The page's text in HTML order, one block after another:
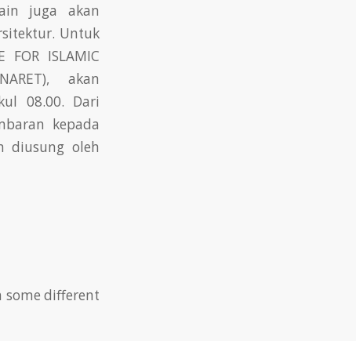
juga akan
Untuk
ISLAMIC
akan
08.00. Dari
kepada
diusung oleh
some different